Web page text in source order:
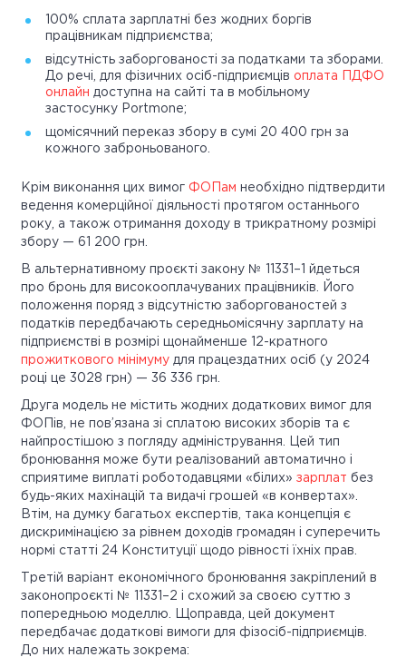
100% сплата зарплатні без жодних боргів
працівникам підприємства;
відсутність заборгованості за податками та зборами.
До речі, для фізичних осіб-підприємців оплата ПДФО
онлайн доступна на сайті та в мобільному
застосунку Portmone;
щомісячний переказ збору в сумі 20 400 грн за
кожного заброньованого.
Крім виконання цих вимог ФОПам необхідно підтвердити
ведення комерційної діяльності протягом останнього
року, а також отримання доходу в трикратному розмірі
збору — 61 200 грн.
В альтернативному проєкті закону № 11331–1 йдеться
про бронь для високооплачуваних працівників. Його
положення поряд з відсутністю заборгованостей з
податків передбачають середньомісячну зарплату на
підприємстві в розмірі щонайменше 12-кратного
прожиткового мінімуму для працездатних осіб (у 2024
році це 3028 грн) — 36 336 грн.
Друга модель не містить жодних додаткових вимог для
ФОПів, не пов’язана зі сплатою високих зборів та є
найпростішою з погляду адміністрування. Цей тип
бронювання може бути реалізований автоматично і
сприятиме виплаті роботодавцями «білих» зарплат без
будь-яких махінацій та видачі грошей «в конвертах».
Втім, на думку багатьох експертів, така концепція є
дискримінацією за рівнем доходів громадян і суперечить
нормі статті 24 Конституції щодо рівності їхніх прав.
Третій варіант економічного бронювання закріплений в
законопроєкті № 11331–2 і схожий за своєю суттю з
попередньою моделлю. Щоправда, цей документ
передбачає додаткові вимоги для фізосіб-підприємців.
До них належать зокрема: